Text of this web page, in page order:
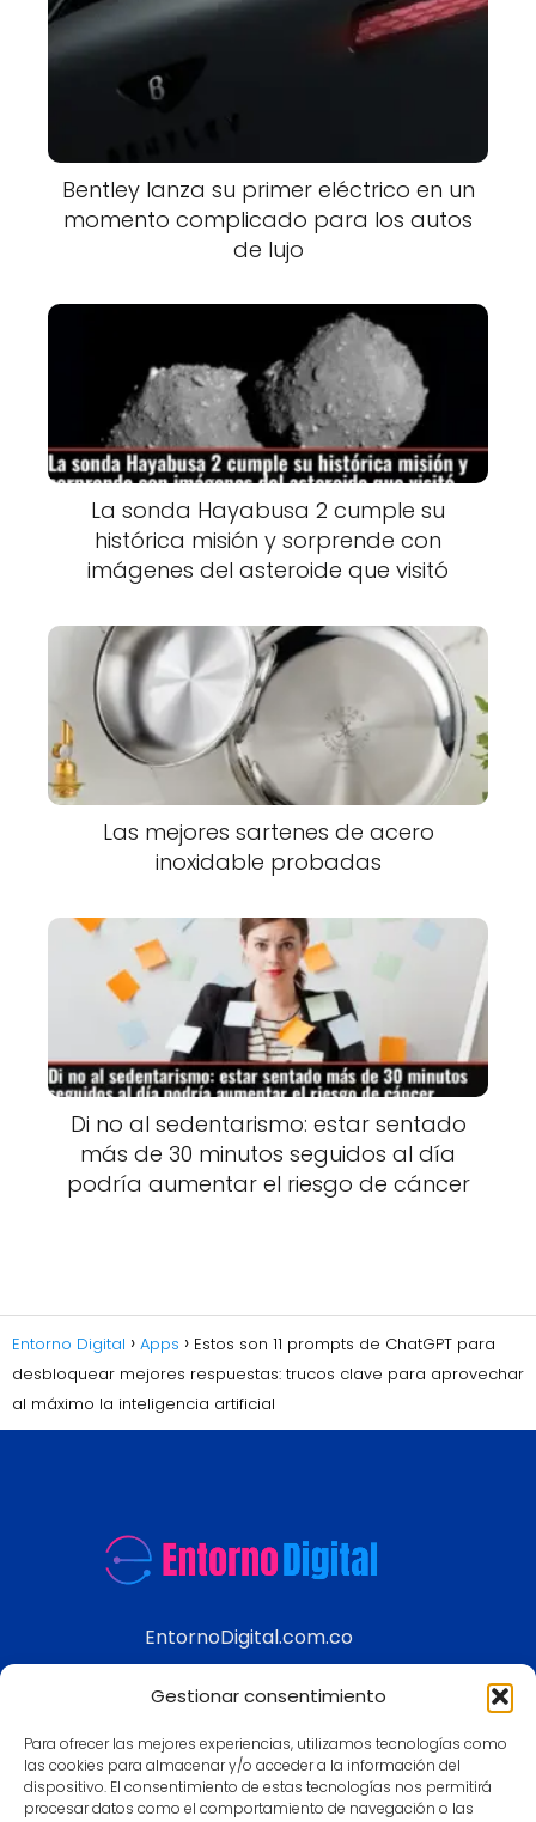
Gestionar consentimiento
Para ofrecer las mejores experiencias, utilizamos tecnologías como
las cookies para almacenar y/o acceder a la información del
dispositivo. El consentimiento de estas tecnologías nos permitirá
procesar datos como el comportamiento de navegación o las
Bentley lanza su primer eléctrico en un
momento complicado para los autos
de lujo
La sonda Hayabusa 2 cumple su
histórica misión y sorprende con
imágenes del asteroide que visitó
Las mejores sartenes de acero
inoxidable probadas
Di no al sedentarismo: estar sentado
más de 30 minutos seguidos al día
podría aumentar el riesgo de cáncer
Entorno Digital Apps
Estos son 11 prompts de ChatGPT para
desbloquear mejores respuestas: trucos clave para aprovechar
al máximo la inteligencia artificial
EntornoDigital.com.co
modernos
Aviso legal
Política de Privacidad